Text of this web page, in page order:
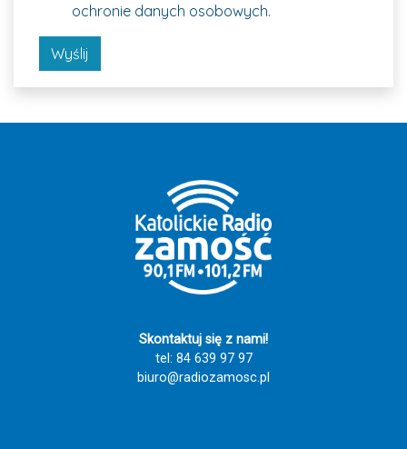
ochronie danych osobowych.
Wyślij
Skontaktuj się z nami!
tel: 84 639 97 97
biuro@radiozamosc.pl